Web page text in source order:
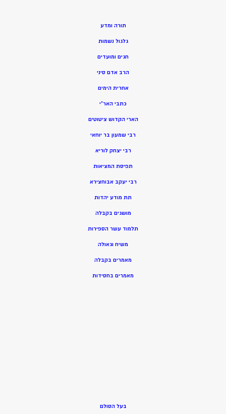
תורה ומדע
גלגול נשמות
חגים ומועדים
הרב אדם סיני
אחרית הימים
כתבי האר”י
הארי הקדוש ציטוטים
רבי שמעון בר יוחאי
רבי יצחק לוריא
תפיסת המציאות
רבי יעקב אבוחצירא
תת מודע יהדות
מושגים בקבלה
תלמוד עשר הספירות
משיח וגאולה
מאמרים בקבלה
מאמרים בחסידות
בעל הסולם